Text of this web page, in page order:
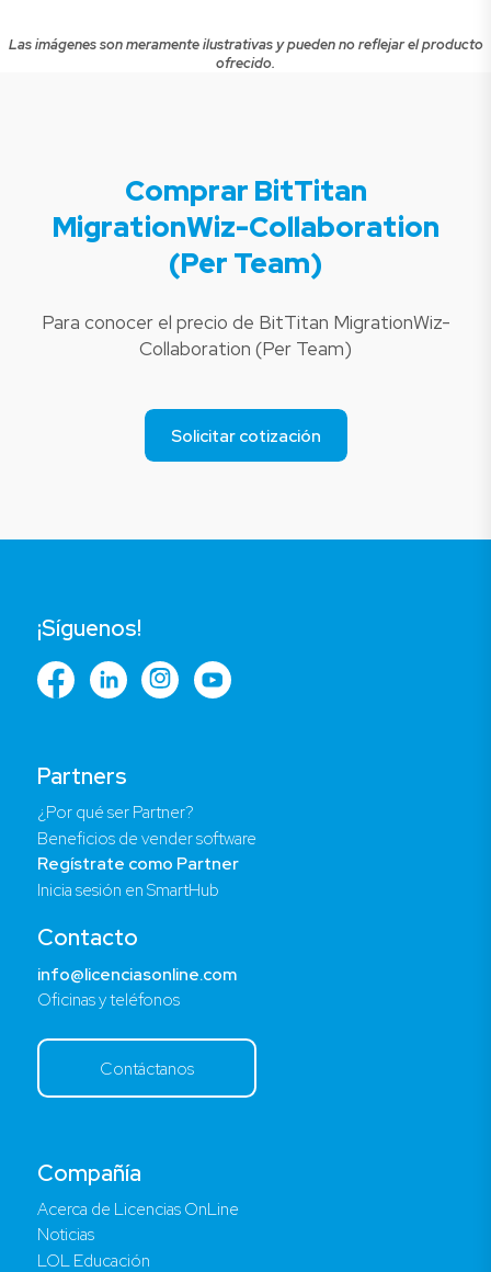
Las imágenes son meramente ilustrativas y pueden no reflejar el producto
ofrecido.
Comprar BitTitan
MigrationWiz-Collaboration
(Per Team)
Para conocer el precio de BitTitan MigrationWiz-
Collaboration (Per Team)
Solicitar cotización
Compañía
Acerca de Licencias OnLine
Noticias
LOL Educación
Partners
¿Por qué ser Partner?
Beneficios de vender software
Regístrate como Partner
Inicia sesión en SmartHub
Contacto
info@licenciasonline.com
Oficinas y teléfonos
Contáctanos
¡Síguenos!